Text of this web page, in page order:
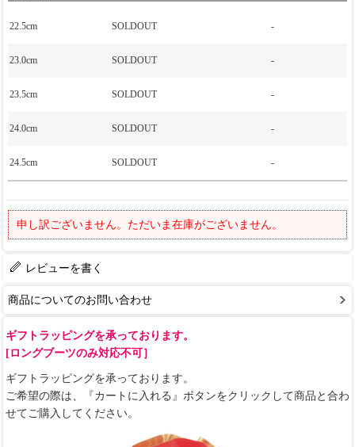
22.5cm SOLDOUT -
23.0cm SOLDOUT -
23.5cm SOLDOUT -
24.0cm SOLDOUT -
24.5cm SOLDOUT -
申し訳ございません。ただいま在庫がございません。
レビューを書く
商品についてのお問い合わせ
ギフトラッピングを承っております。
[ロングブーツのみ対応不可］
ギフトラッピングを承っております。
ご希望の際は、『カートに入れる』ボタンをクリックして商品と合わ
せてご購入してください。